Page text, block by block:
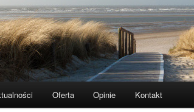
Oferta Opinie Kontakt